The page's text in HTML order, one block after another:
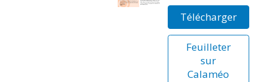
Télécharger
Feuilleter
sur
Calaméo